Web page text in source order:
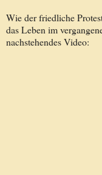
Wie der friedliche
das Leben im
nachstehendes Video: